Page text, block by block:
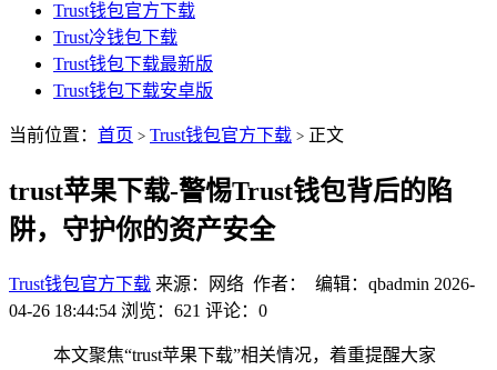
Trust钱包官方下载
Trust冷钱包下载
Trust钱包下载最新版
Trust钱包下载安卓版
当前位置： 首页 > Trust钱包官方下载 > 正文
trust苹果下载-警惕Trust钱包背后的陷
阱，守护你的资产安全
Trust钱包官方下载 来源：网络 作者： 编辑：qbadmin 2026-
04-26 18:44:54 浏览：621 评论：0
本文聚焦“trust苹果下载”相关情况，着重提醒大家